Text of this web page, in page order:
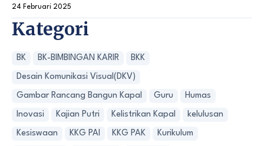
24 Februari 2025
Kategori
BK BK-BIMBINGAN KARIR BKK
Desain Komunikasi Visual(DKV)
Gambar Rancang Bangun Kapal Guru Humas
Inovasi Kajian Putri Kelistrikan Kapal kelulusan
Kesiswaan KKG PAI KKG PAK Kurikulum